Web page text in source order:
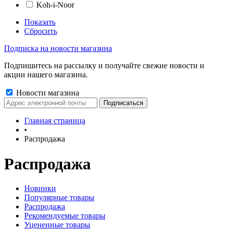
Koh-i-Noor
Показать
Сбросить
Подписка на новости магазина
Подпишитесь на рассылку и получайте свежие новости и
акции нашего магазина.
Новости магазина
Главная страница
•
Распродажа
Распродажа
Новинки
Популярные товары
Распродажа
Рекомендуемые товары
Уцененные товары